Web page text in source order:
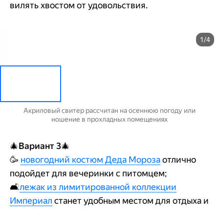
вилять хвостом от удовольствия.
1/4
Акриловый свитер рассчитан на осеннюю погоду или
ношение в прохладных помещениях
🎄Вариант 3🎄
🥳 новогодний костюм Деда Морозаотлично
подойдет для вечеринки с питомцем;
🛋️лежак из лимитированной коллекции
Империал станет удобным местом для отдыха и